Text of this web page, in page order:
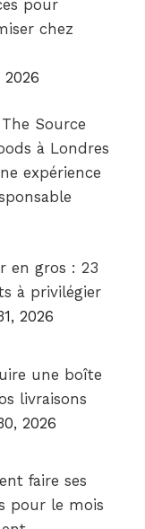
pour
chez
Source
à Londres
expérience
en gros : 23
à privilégier
2026
une boîte
livraisons
2026
faire ses
pour le mois